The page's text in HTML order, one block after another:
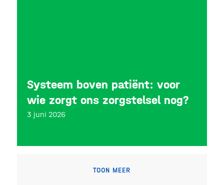
Systeem boven patiënt: voor
wie zorgt ons zorgstelsel nog?
3 juni 2026
TOON MEER